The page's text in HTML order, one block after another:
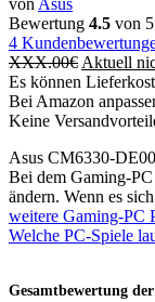
Bewertung 4.5 von
4
XXX.00€ Aktuell
Es können
Bei Amazon
Keine
Asus CM6330-
Bei dem Gaming-
ändern. Wenn es
weitere Gaming-PC
Welche PC-Spiele
Gesamtbewertung